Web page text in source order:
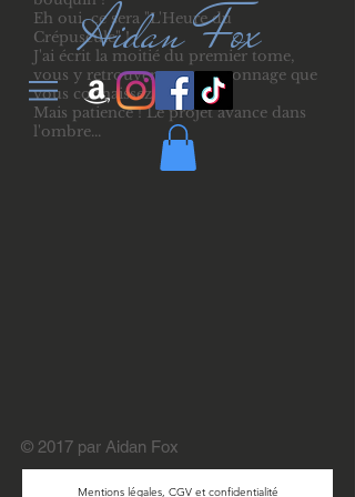
Aidan Fox
Eh oui, ce sera "L'Heure du
Crépuscule" !
J'ai écrit la moitié du premier tome,
vous y retrouverez un personnage que
vous connaissez déjà...
Mais patience ! Le projet avance dans
l'ombre...
© 2017 par Aidan Fox
Mentions légales, CGV et confidentialité